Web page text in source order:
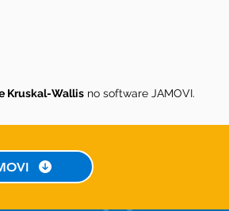
Kruskal-Wallisno software JAMOVI.